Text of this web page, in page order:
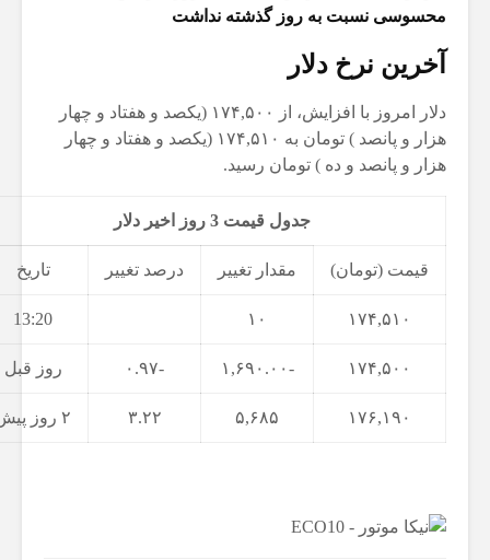
محسوسی نسبت به روز گذشته نداشت
آخرین نرخ دلار
دلار امروز با افزایش، از ۱۷۴,۵۰۰ (یکصد و هفتاد و چهار
هزار و پانصد ) تومان به ۱۷۴,۵۱۰ (یکصد و هفتاد و چهار
هزار و پانصد و ده ) تومان رسید.
جدول قیمت 3 روز اخیر دلار
قیمت (تومان) مقدار تغییر درصد تغییر تاریخ
۱۷۴,۵۱۰ 13:20
۱۷۴,۵۰۰ روز قبل
۱۷۶,۱۹۰ ۵,۶۸۵ ۳.۲۲